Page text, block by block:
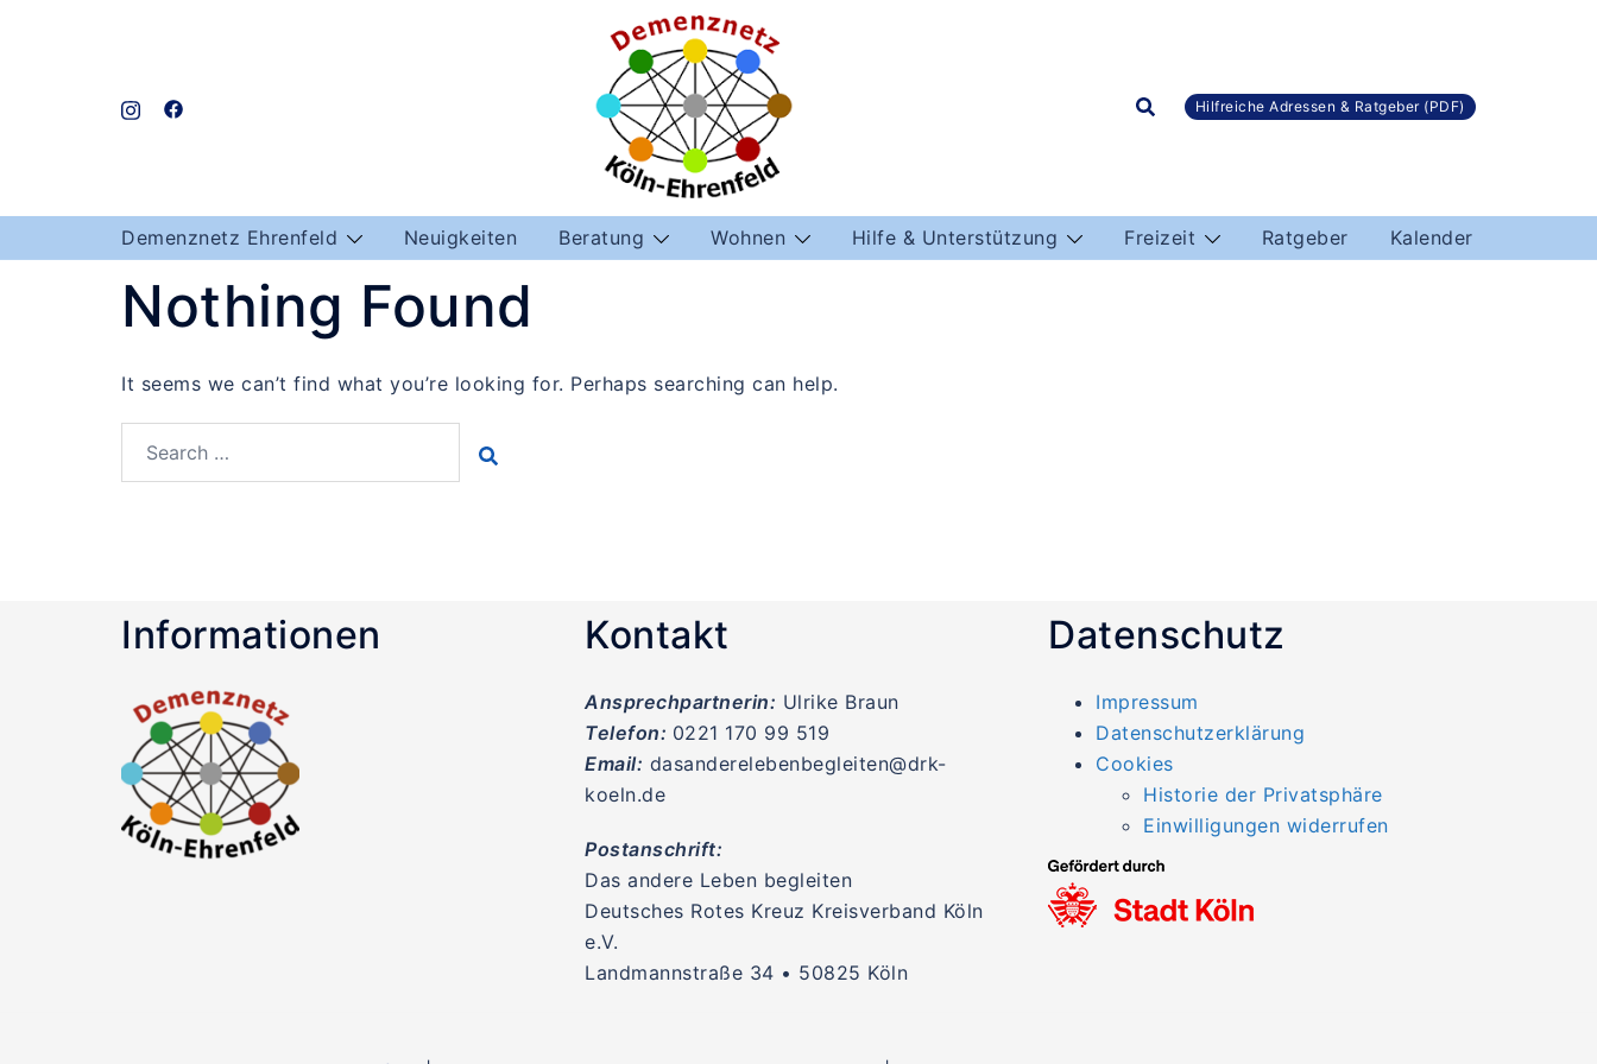
Hilfreiche Adressen & Ratgeber (PDF)
Demenznetz Ehrenfeld Neuigkeiten Beratung Wohnen Hilfe & Unterstützung Freizeit Ratgeber Kalender
Nothing Found
It seems we can’t find what you’re looking for. Perhaps searching can help.
Informationen Kontakt
Ansprechpartnerin: Ulrike Braun
Telefon: 0221 170 99 519
Email: dasanderelebenbegleiten@drk-
koeln.de
Postanschrift:
Das andere Leben begleiten
Deutsches Rotes Kreuz Kreisverband Köln
e.V.
Landmannstraße 34 • 50825 Köln
Datenschutz
Impressum
Datenschutzerklärung
Cookies
Historie der Privatsphäre
Einwilligungen widerrufen